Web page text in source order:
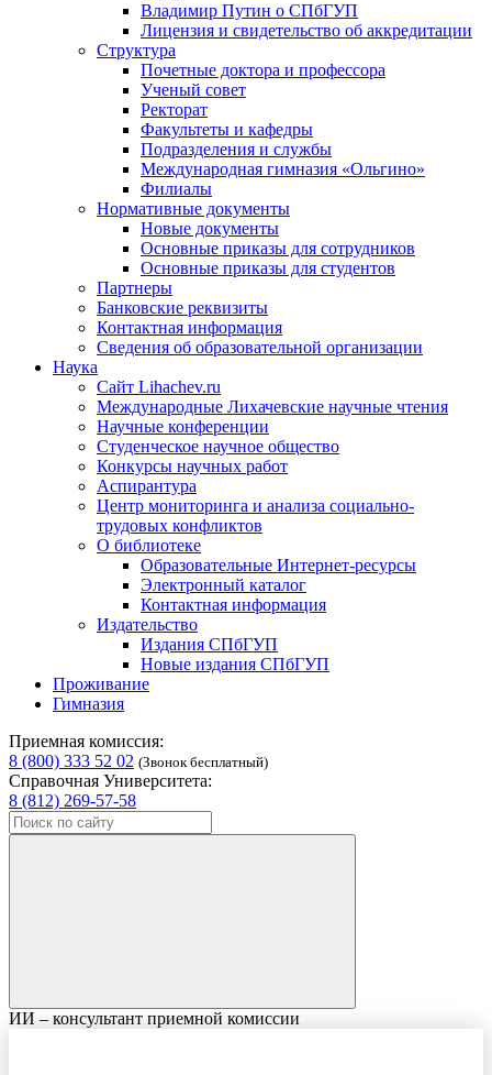
Владимир Путин о СПбГУП
Лицензия и свидетельство об аккредитации
Структура
Почетные доктора и профессора
Ученый совет
Ректорат
Факультеты и кафедры
Подразделения и службы
Международная гимназия «Ольгино»
Филиалы
Нормативные документы
Новые документы
Основные приказы для сотрудников
Основные приказы для студентов
Партнеры
Банковские реквизиты
Контактная информация
Сведения об образовательной организации
Наука
Сайт Lihachev.ru
Международные Лихачевские научные чтения
Научные конференции
Студенческое научное общество
Конкурсы научных работ
Аспирантура
Центр мониторинга и анализа социально-
трудовых конфликтов
О библиотеке
Образовательные Интернет-ресурсы
Электронный каталог
Контактная информация
Издательство
Издания СПбГУП
Новые издания СПбГУП
Проживание
Гимназия
Приемная комиссия:
8 (800) 333 52 02 (Звонок бесплатный)
Справочная Университета:
8 (812) 269-57-58
ИИ – консультант приемной комиссии